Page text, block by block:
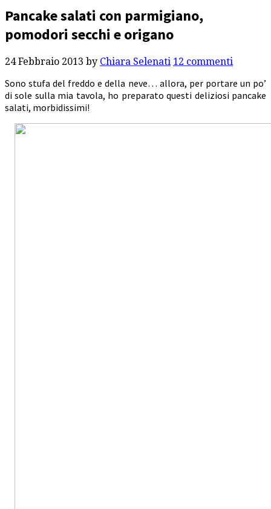
Pancake salati con parmigiano,
pomodori secchi e origano
24 Febbraio 2013 by Chiara Selenati 12 commenti
Sono stufa del freddo e della neve… allora, per portare un po’
di sole sulla mia tavola, ho preparato questi deliziosi pancake
salati, morbidissimi!